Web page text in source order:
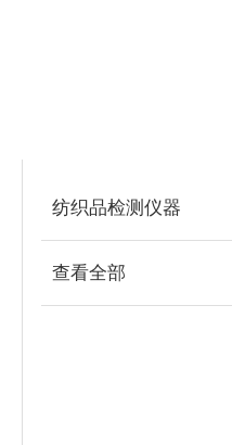
纺织品检测仪器
查看全部